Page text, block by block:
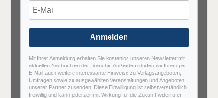
Anmelden
Mit Ihrer Anmeldung erhalten Sie kostenlos unseren Newsletter mit
aktuellen Nachrichten der Branche. Außerdem dürfen wir Ihnen per
E-Mail auch weitere interessante Hinweise zu Verlagsangeboten,
Umfragen sowie zu ausgewählten Veranstaltungen und Angeboten
unserer Partner zusenden. Diese Einwilligung ist selbstverständlich
freiwillig und kann jederzeit mit Wirkung für die Zukunft widerrufen